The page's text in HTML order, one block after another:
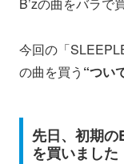
B’zの曲をバラで
今回の「
の曲を買う “つい
先日、初期の
を買いました